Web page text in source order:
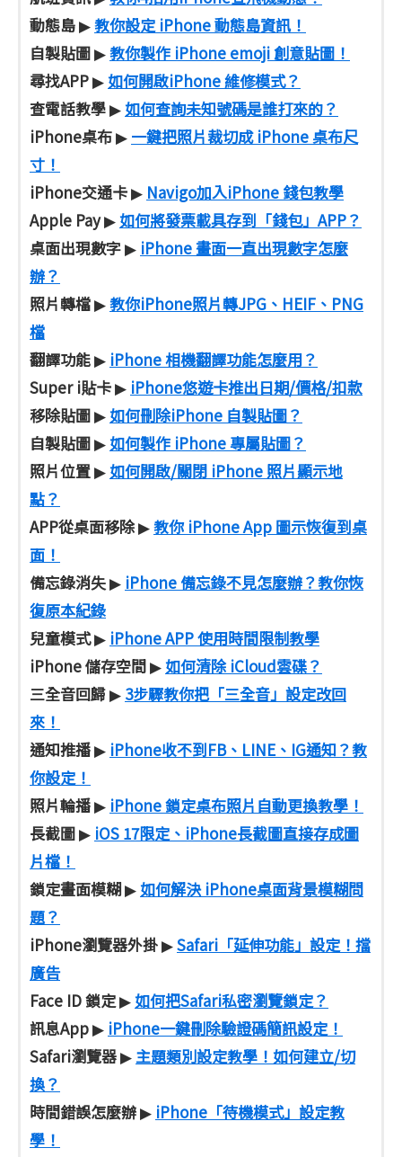
動態島▶教你設定 iPhone 動態島資訊！
自製貼圖▶教你製作 iPhone emoji 創意貼圖！
尋找APP▶如何開啟iPhone 維修模式？
查電話教學▶如何查詢未知號碼是誰打來的？
iPhone桌布▶ 一鍵把照片裁切成 iPhone 桌布尺
寸！
iPhone交通卡▶ Navigo加入iPhone 錢包教學
Apple Pay▶如何將發票載具存到「錢包」APP？
桌面出現數字▶ iPhone 畫面一直出現數字怎麼
辦？
照片轉檔▶教你iPhone照片轉JPG、HEIF、PNG
檔
翻譯功能▶ iPhone 相機翻譯功能怎麼用？
Super i貼卡▶ iPhone悠遊卡推出日期/價格/扣款
移除貼圖▶如何刪除iPhone 自製貼圖？
自製貼圖▶如何製作 iPhone 專屬貼圖？
照片位置▶如何開啟/關閉 iPhone 照片顯示地
點？
APP從桌面移除▶教你 iPhone App 圖示恢復到桌
面！
備忘錄消失▶ iPhone 備忘錄不見怎麼辦？教你恢
復原本紀錄
兒童模式▶ iPhone APP 使用時間限制教學
iPhone 儲存空間▶如何清除 iCloud雲碟？
三全音回歸▶ 3步驟教你把「三全音」設定改回
來！
通知推播▶ iPhone收不到FB、LINE、IG通知？教
你設定！
照片輪播▶ iPhone 鎖定桌布照片自動更換教學！
長截圖▶ iOS 17限定、iPhone長截圖直接存成圖
片檔！
鎖定畫面模糊▶如何解決 iPhone桌面背景模糊問
題？
iPhone瀏覽器外掛▶Safari「延伸功能」設定！擋
廣告
Face ID 鎖定▶如何把Safari私密瀏覽鎖定？
訊息App▶ iPhone一鍵刪除驗證碼簡訊設定！
Safari瀏覽器▶ 主題類別設定教學！如何建立/切
換？
時間錯誤怎麼辦▶ iPhone「待機模式」設定教
學！